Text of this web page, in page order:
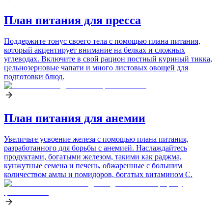
План питания для пресса
Поддержите тонус своего тела с помощью плана питания,
который акцентирует внимание на белках и сложных
углеводах. Включите в свой рацион постный куриный тикка,
цельнозерновые чапати и много листовых овощей для
подготовки блюд.
План питания для анемии
Увеличьте усвоение железа с помощью плана питания,
разработанного для борьбы с анемией. Наслаждайтесь
продуктами, богатыми железом, такими как раджма,
кунжутные семена и печень, обжаренные с большим
количеством амлы и помидоров, богатых витамином C.